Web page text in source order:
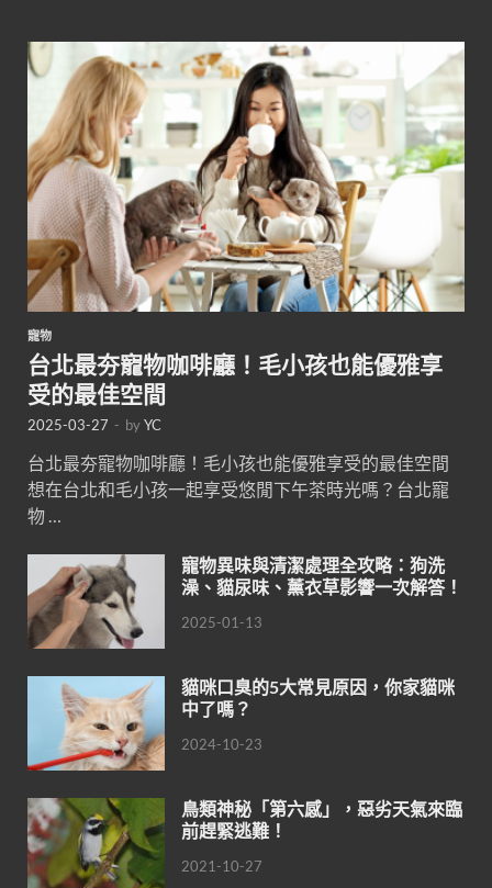
寵物
台北最夯寵物咖啡廳！毛小孩也能優雅享
受的最佳空間
2025-03-27 - byYC
台北最夯寵物咖啡廳！毛小孩也能優雅享受的最佳空間
想在台北和毛小孩一起享受悠閒下午茶時光嗎？台北寵
物 …
寵物異味與清潔處理全攻略：狗洗
澡、貓尿味、薰衣草影響一次解答！
2025-01-13
貓咪口臭的5大常見原因，你家貓咪
中了嗎？
2024-10-23
鳥類神秘「第六感」，惡劣天氣來臨
前趕緊逃難！
2021-10-27